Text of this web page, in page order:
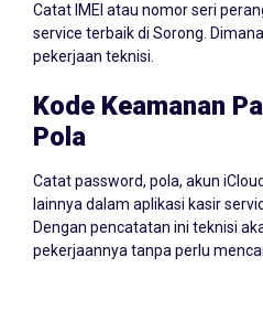
Catat IMEI atau nomor seri
service terbaik di Sorong.
pekerjaan teknisi.
Kode Keamanan
Pola
Catat password, pola, akun
lainnya dalam aplikasi kasir
Dengan pencatatan ini teknisi
pekerjaannya tanpa perlu